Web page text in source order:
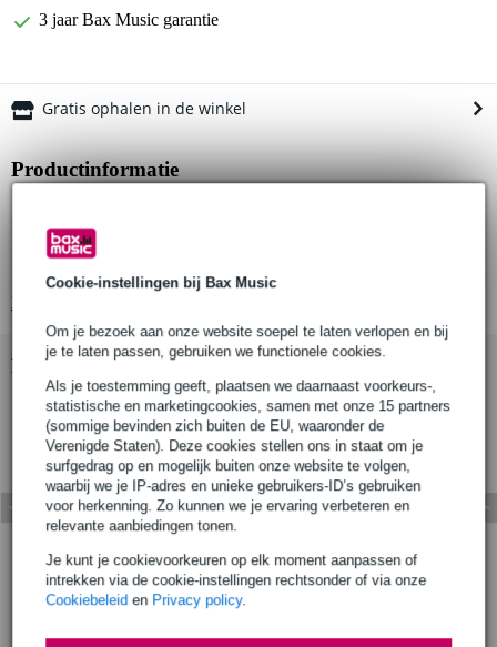
Cookie-instellingen bij Bax Music
Om je bezoek aan onze website soepel te laten verlopen en bij
je te laten passen, gebruiken we functionele cookies.
Als je toestemming geeft, plaatsen we daarnaast voorkeurs-,
statistische en marketingcookies, samen met onze 15 partners
(sommige bevinden zich buiten de EU, waaronder de
Verenigde Staten). Deze cookies stellen ons in staat om je
surfgedrag op en mogelijk buiten onze website te volgen,
waarbij we je IP-adres en unieke gebruikers-ID’s gebruiken
voor herkenning. Zo kunnen we je ervaring verbeteren en
relevante aanbiedingen tonen.
Je kunt je cookievoorkeuren op elk moment aanpassen of
intrekken via de cookie-instellingen rechtsonder of via onze
Cookiebeleid en Privacy policy.
3 jaar Bax Music garantie
Gratis ophalen in de winkel
Productinformatie
XLR male (5p) - XLR female (5p)
Bekijk ook eens (4)